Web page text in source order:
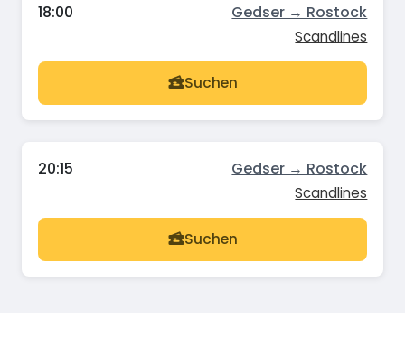
18:00 Gedser → Rostock
Scandlines
Suchen
20:15 Gedser → Rostock
Scandlines
Suchen